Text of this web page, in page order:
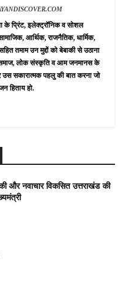
के प्रिंट, इलेक्ट्रॉनिक व सोशल
आर्थिक, राजनैतिक, धार्मिक,
तमाम उन मुद्दों को बेबाकी से उठाना
लोक संस्कृति व आम जनमानस के
उस सकारात्मक पहलु की बात करना जो
हिताय हो.
और नवाचार विकसित उत्तराखंड की